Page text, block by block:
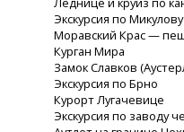
Экскурсия по Микулову
Моравский Крас —
Курган Мира
Замок Славков
Экскурсия по Брно
Курорт Лугачевице
Экскурсия по заводу